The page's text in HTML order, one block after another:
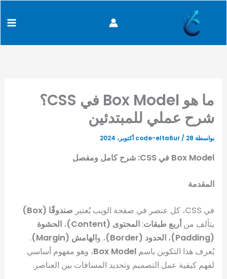
ما هو Box Model في CSS؟
شرح عملي للمبتدئين
بواسطة code-elta6ur / 28 أكتوبر، 2024
Box Model في CSS: شرح كامل ومفصل
المقدمة
في CSS، كل عنصر في صفحة الويب يُعتبر
صندوقًا (Box)
يتألف منأربع طبقات:المحتوى (Content) ،الحشوة
(Padding)
،الحدود (Border) ، والهامش (Margin)
.
يُعرف هذا التكوين باسمBox Model، وهو مفهوم أساسي
لفهم كيفية عمل التصميم وتحديد المسافات بين العناصر.